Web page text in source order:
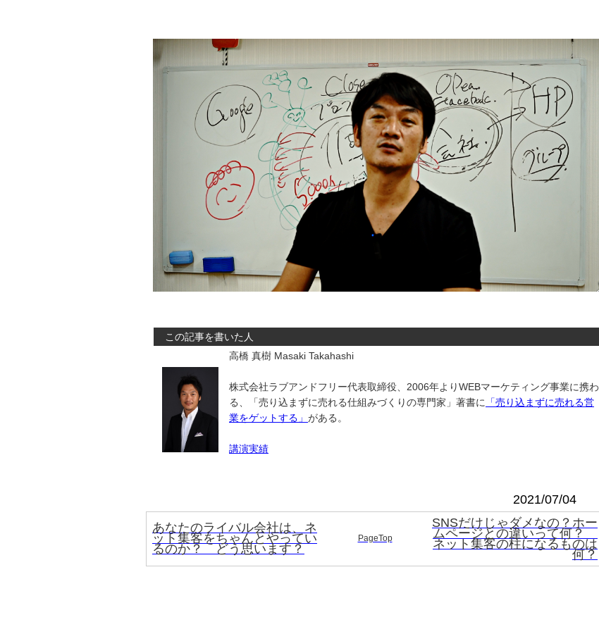
この記事を書いた人
高橋 真樹 Masaki Takahashi
株式会社ラブアンドフリー代表取締役、2006年よりWEBマーケティング事業に携わ
る、「売り込まずに売れる仕組みづくりの専門家」著書に
「売り込まずに売れる営
業をゲットする」 がある。
講演実績
2021/07/04
あなたのライバル会社は、ネ
ット集客をちゃんとやってい
るのか？ どう思います？
PageTop
SNSだけじゃダメなの？ホー
ムページとの違いって何？
ネット集客の柱になるものは
何？